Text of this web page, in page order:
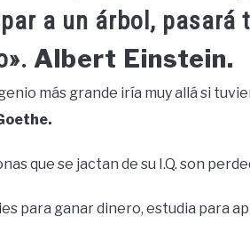
a un árbol, pasará
Albert Einstein.
más grande iría muy allá si
que se jactan de su I.Q. son
para ganar dinero, estudia para